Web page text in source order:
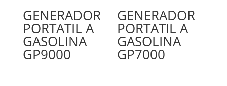
GENERADOR
PORTATIL A
GASOLINA
GP9000
GENERADOR
PORTATIL A
GASOLINA
GP7000